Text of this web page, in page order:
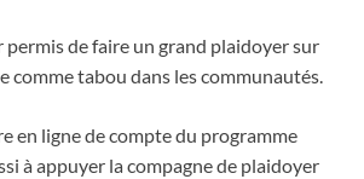
permis de faire un grand plaidoyer sur
comme tabou dans les communautés.
en ligne de compte du programme
à appuyer la compagne de plaidoyer